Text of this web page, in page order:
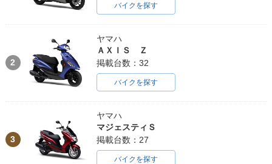
バイクを探す
2
ヤマハ
ＡＸＩＳ Ｚ
掲載台数：32
バイクを探す
3
ヤマハ
マジェスティＳ
掲載台数：27
バイクを探す